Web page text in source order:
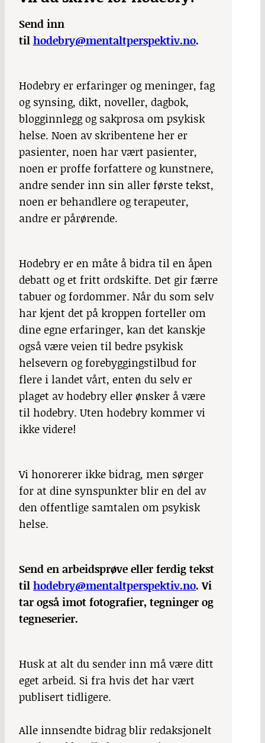
Send inn
tilhodebry@mentaltperspektiv.no.
Hodebry er erfaringer og meninger, fag
og synsing, dikt, noveller, dagbok,
blogginnlegg og sakprosa om psykisk
helse. Noen av skribentene her er
pasienter, noen har vært pasienter,
noen er proffe forfattere og kunstnere,
andre sender inn sin aller første tekst,
noen er behandlere og terapeuter,
andre er pårørende.
Hodebryer en måte å bidra til en åpen
debatt og et fritt ordskifte. Det gir færre
tabuer og fordommer. Når du som selv
har kjent det på kroppen forteller om
dine egne erfaringer, kan det kanskje
også være veien til bedre psykisk
helsevern og forebyggingstilbud for
flere i landet vårt, enten du selv er
plaget av hodebry eller ønsker å være
til hodebry. Uten hodebry kommer vi
ikke videre!
Vi honorerer ikke bidrag, men sørger
for at dine synspunkter blir en del av
den offentlige samtalen om psykisk
helse.
Send en arbeidsprøve eller ferdig tekst
tilhodebry@mentaltperspektiv.no. Vi
tar også imot fotografier, tegninger og
tegneserier.
Husk at alt du sender inn må være ditt
eget arbeid. Si fra hvis det har vært
publisert tidligere.
Alle innsendte bidrag blir redaksjonelt